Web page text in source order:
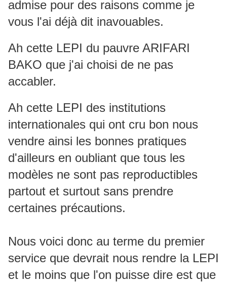
admise pour des raisons comme je
vous l'ai déjà dit inavouables.
Ah cette LEPI du pauvre ARIFARI
BAKO que j'ai choisi de ne pas
accabler.
Ah cette LEPI des institutions
internationales qui ont cru bon nous
vendre ainsi les bonnes pratiques
d'ailleurs en oubliant que tous les
modèles ne sont pas reproductibles
partout et surtout sans prendre
certaines précautions.
Nous voici donc au terme du premier
service que devrait nous rendre la LEPI
et le moins que l'on puisse dire est que